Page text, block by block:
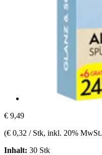
€ 9,49
(€ 0,32 / Stk, inkl. 20% MwSt.
Inhalt: 30 Stk